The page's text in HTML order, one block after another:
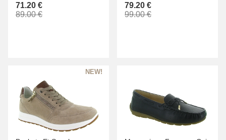
71.20 €
89.00 €
79.20 €
99.00 €